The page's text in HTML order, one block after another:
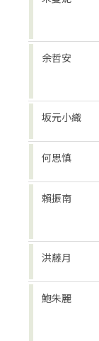
余哲安
坂元小織
何思慎
賴振南
洪藤月
鮑朱麗